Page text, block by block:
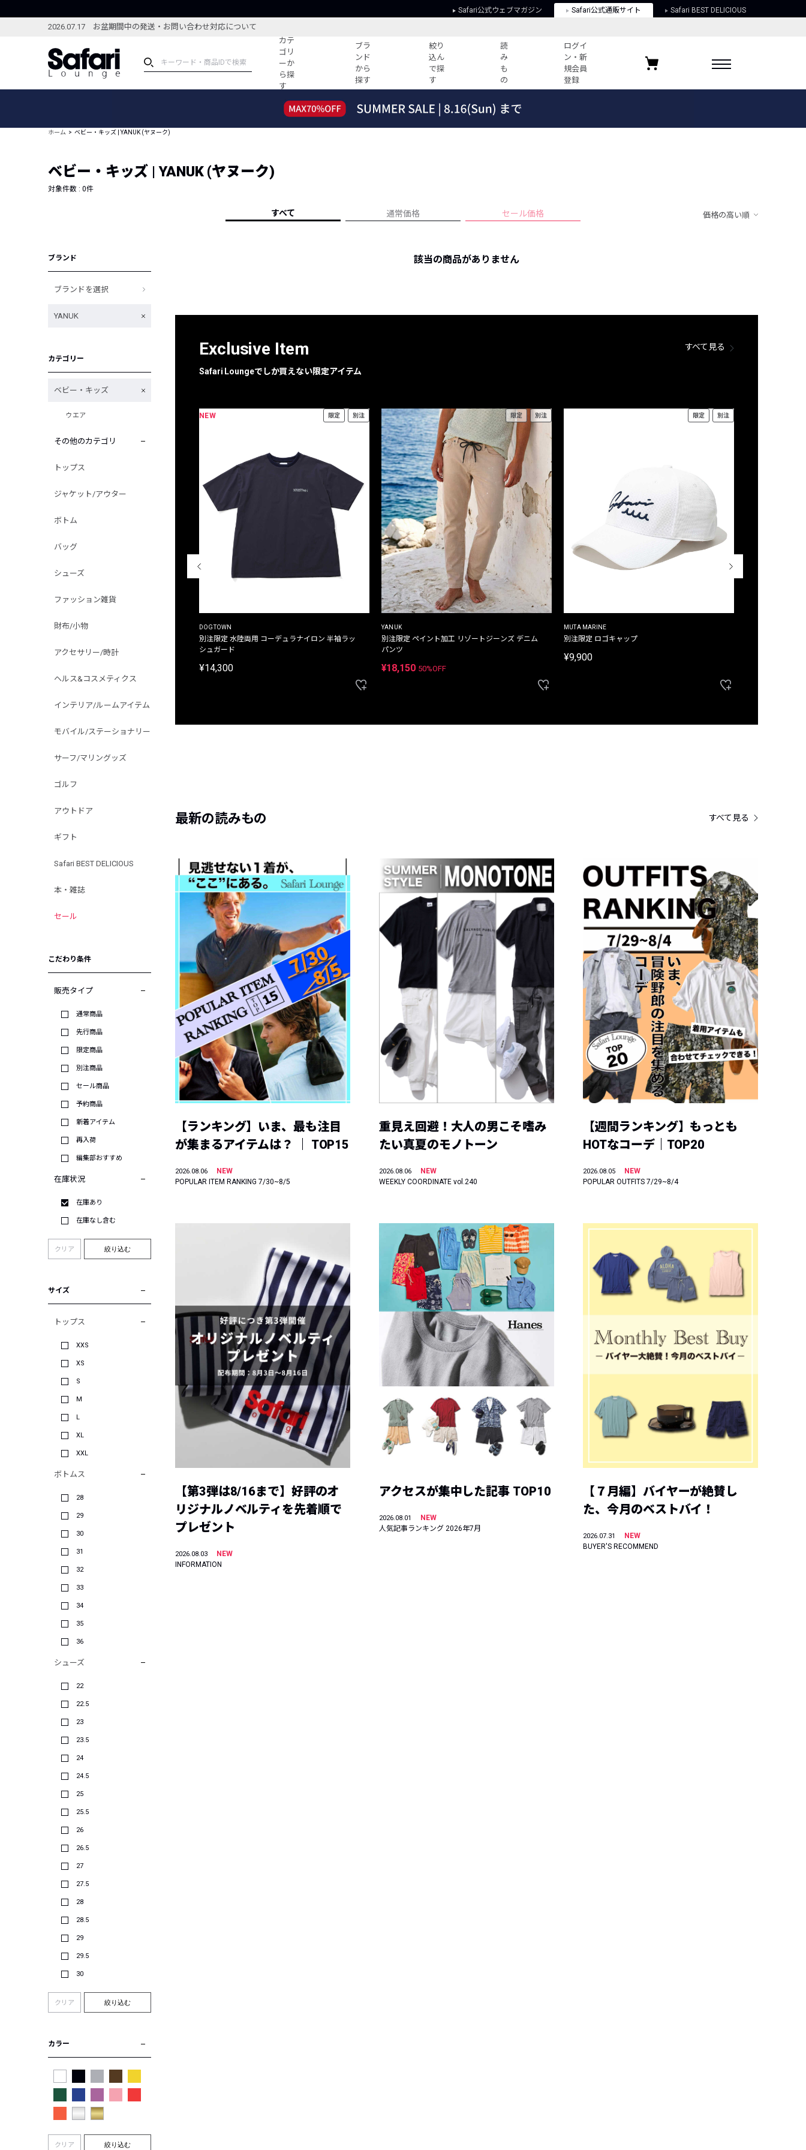
Safari公式ウェブマガジン Safari公式通販サイト Safari BEST DELICIOUS
2026.07.17 お盆期間中の発送・お問い合わせ対応について
カテ
ゴリ
ーか
ら探
す
ブラ
ンド
から
探す
絞り
込ん
で探
す
読
み
も
の
ログイ
ン・新
規会員
登録
ブランドから探す
新着アイテム
編集部のおすすめアイテム
コーディネート
すべての記事
人気記事ランキング
フォーカスブランド
プライバシーポリシー
お気に入りブランド
ホーム ベビー・キッズ | YANUK (ヤヌーク)
ベビー・キッズ | YANUK (ヤヌーク)
対象件数 : 0件
すべて 通常価格 セール価格 価格の高い順
ブランド
ブランドを選択
YANUK
カテゴリー
ベビー・キッズ
ウエア
その他のカテゴリ
トップス
ジャケット/アウター
ボトム
バッグ
シューズ
ファッション雑貨
財布/小物
アクセサリー/時計
ヘルス&コスメティクス
インテリア/ルームアイテム
モバイル/ステーショナリー
サーフ/マリングッズ
ゴルフ
アウトドア
ギフト
Safari BEST DELICIOUS
本・雑誌
セール
こだわり条件
販売タイプ
通常商品
先行商品
限定商品
別注商品
セール商品
予約商品
新着アイテム
再入荷
編集部おすすめ
在庫状況
在庫あり
在庫なし含む
クリア 絞り込む
サイズ
トップス
XXS
XS
S
M
L
XL
XXL
ボトムス
28
29
30
31
32
33
34
35
36
シューズ
22
22.5
23
23.5
24
24.5
25
25.5
26
26.5
27
27.5
28
28.5
29
29.5
30
クリア 絞り込む
カラー
クリア 絞り込む
該当の商品がありません
Exclusive Item
Safari Loungeでしか買えない限定アイテム
すべて見る
THE DUFFER OF ST.GEORGE
プリントTシャツ
NEW 限定 別注
DOGTOWN
別注限定 水陸両用 コーデュラナイロン 半袖ラッ
シュガード
¥14,300
限定 別注
YANUK
別注限定 ペイント加工 リゾートジーンズ デニム
パンツ
¥18,150 50%OFF
限定 別注
MUTA MARINE
別注限定 ロゴキャップ
¥9,900
最新の読みもの すべて見る
【ランキング】いま、最も注目
が集まるアイテムは？ ｜ TOP15
2026.08.06
NEW
POPULAR ITEM RANKING 7/30~8/5
重見え回避！大人の男こそ嗜み
たい真夏のモノトーン
2026.08.06
NEW
WEEKLY COORDINATE vol.240
【週間ランキング】もっとも
HOTなコーデ｜TOP20
2026.08.05
NEW
POPULAR OUTFITS 7/29~8/4
【第3弾は8/16まで】好評のオ
リジナルノベルティを先着順で
プレゼント
2026.08.03
NEW
INFORMATION
アクセスが集中した記事 TOP10
2026.08.01
NEW
人気記事ランキング 2026年7月
【７月編】バイヤーが絶賛し
た、今月のベストバイ！
2026.07.31
NEW
BUYER'S RECOMMEND